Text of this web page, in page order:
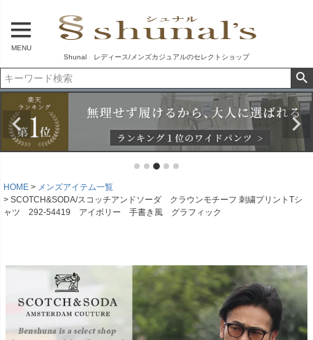
MENU
Shunal レディース/メンズカジュアルのセレクトショップ
HOME
メンズアイテム一覧
SCOTCH&SODA/スコッチアンドソーダ クラウンモチーフ 刺繍プリントTシ
ャツ 292-54419 アイボリー 手書き風 グラフィック